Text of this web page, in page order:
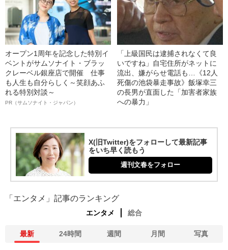
オープン1周年を記念した特別イ
ベントがサムソナイト・ブラッ
クレーベル銀座店で開催 仕事
も人生も自分らしく～笑顔あふ
れる特別対談～
PR（サムソナイト・ジャパン）
「上級国民は逮捕されなくて良
いですね」自宅住所がネットに
流出、嫌がらせ電話も…《12人
死傷の池袋暴走事故》飯塚幸三
の長男が直面した「加害者家族
への暴力」
X(旧Twitter)をフォローして最新記事
をいち早く読もう
週刊文春をフォロー
「エンタメ」記事のランキング
エンタメ 総合
最新 24時間 週間 月間 写真